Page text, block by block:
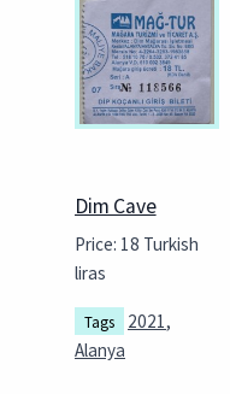
Dim Cave
Price: 18 Turkish
liras
Tags 2021 ,
Alanya